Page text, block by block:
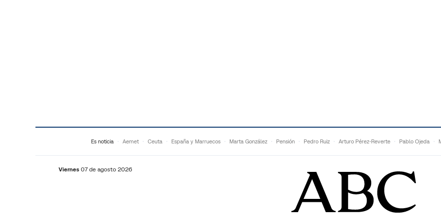
Es noticia Aemet Ceuta España y Marruecos Marta González Pensión Pedro Ruiz Arturo Pérez-Reverte Pablo Ojeda
Viernes 07 de agosto 2026